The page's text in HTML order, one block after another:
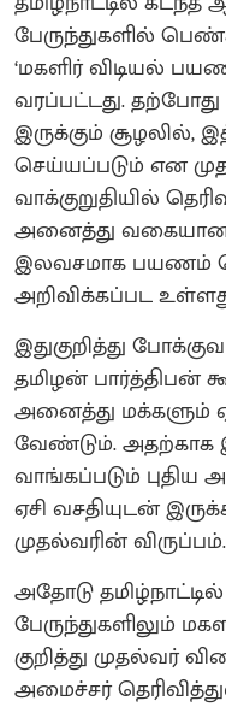
பேருந்துகளில்
‘மகளிர் விடியல்
வரப்பட்டது.
இருக்கும் சூழலில்,
செய்யப்படும் என
வாக்குறுதியில்
அனைத்து வகையான
இலவசமாக பயணம்
அறிவிக்கப்பட
இதுகுறித்து
தமிழன் பார்த்திபன்
அனைத்து மக்களும்
வேண்டும். அதற்காக
வாங்கப்படும் புதிய
ஏசி வசதியுடன்
முதல்வரின் விருப்பம்.
அதோடு
பேருந்துகளிலும்
குறித்து முதல்வர்
அமைச்சர்